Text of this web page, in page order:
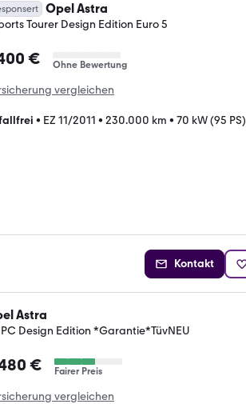
Opel Astra
Tourer Design Edition Euro 5
€ Ohne Bewertung
vergleichen
• EZ 11/2011 • 230.000 km • 70 kW (95 PS)
Kontakt
Astra
Design Edition *Garantie*TüvNEU
€ Fairer Preis
vergleichen